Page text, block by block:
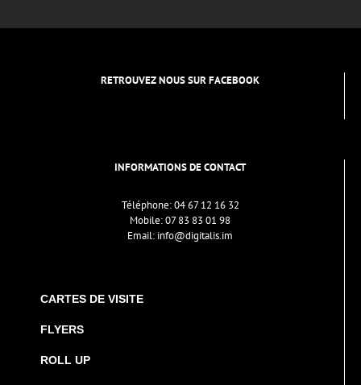
RETROUVEZ NOUS SUR FACEBOOK
INFORMATIONS DE CONTACT
Téléphone:04 67 12 16 32
Mobile:07 83 83 01 98
Email: info@digitalis.im
CARTES DE VISITE
FLYERS
ROLL UP